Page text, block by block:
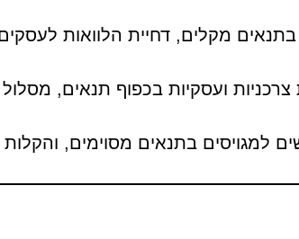
ופינויים, דחיות משכנתה עד 6 חודשים בתנאים מקלים, דחיית
ועסקיות בכפוף תנאים, מסלול
וחיילי סדיר, הקפאת משכנתה ל-3 חודשים למגויסים בתנאים